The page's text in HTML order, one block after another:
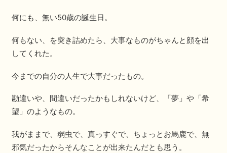
何にも、無い50歳の誕生日。
何もない、を突き詰めたら、大事なものがちゃんと顔を出
してくれた。
今までの自分の人生で大事だったもの。
勘違いや、間違いだったかもしれないけど、「夢」や「希
望」のようなもの。
我がままで、弱虫で、真っすぐで、ちょっとお馬鹿で、無
邪気だったからそんなことが出来たんだとも思う。